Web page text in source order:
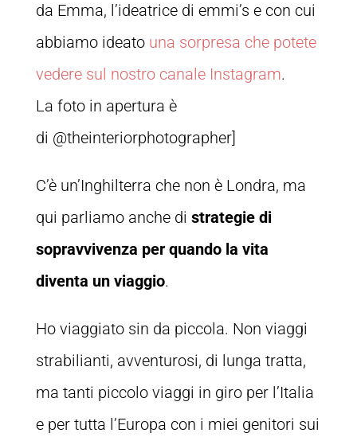
da Emma, l’ideatrice di emmi’s e con cui
abbiamo ideato una sorpresa che potete
vedere sul nostro canale Instagram.
La foto in apertura è
di @theinteriorphotographer]
C’è un’Inghilterra che non è Londra, ma
qui parliamo anche di strategie di
sopravvivenza per quando la vita
diventa un viaggio.
Ho viaggiato sin da piccola. Non viaggi
strabilianti, avventurosi, di lunga tratta,
ma tanti piccolo viaggi in giro per l’Italia
e per tutta l’Europa con i miei genitori sui